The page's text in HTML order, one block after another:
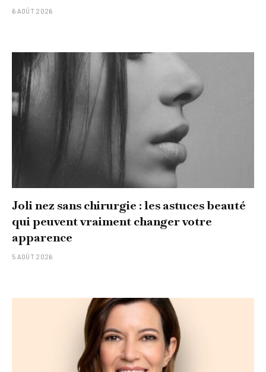
6 AOÛT 2026
Joli nez sans chirurgie : les astuces beauté
qui peuvent vraiment changer votre
apparence
5 AOÛT 2026